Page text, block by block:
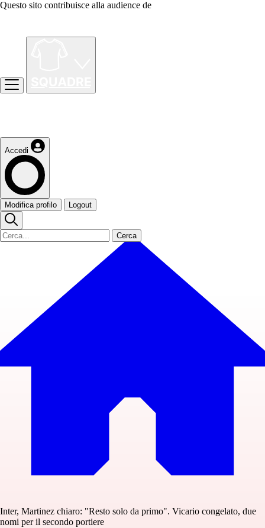
Questo sito contribuisce alla audience de
Accedi
Modifica profilo Logout
Cerca
Inter, Martinez chiaro: "Resto solo da primo". Vicario congelato, due
nomi per il secondo portiere